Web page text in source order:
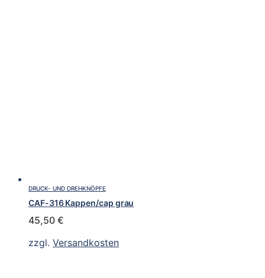
DRUCK- UND DREHKNÖPFE
CAF-316 Kappen/cap grau
45,50 €
zzgl. Versandkosten